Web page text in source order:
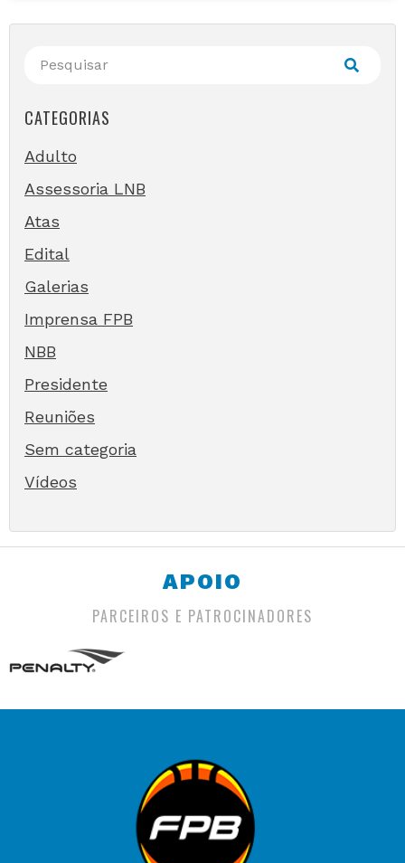
CATEGORIAS
Adulto
Assessoria LNB
Atas
Edital
Galerias
Imprensa FPB
NBB
Presidente
Reuniões
Sem categoria
Vídeos
APOIO
PARCEIROS E PATROCINADORES